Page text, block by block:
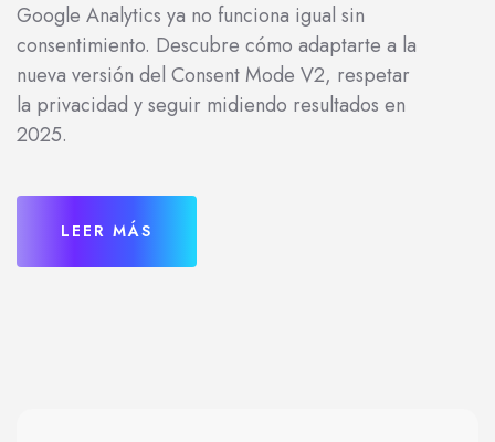
Google Analytics ya no funciona igual sin
consentimiento. Descubre cómo adaptarte a la
nueva versión del Consent Mode V2, respetar
la privacidad y seguir midiendo resultados en
2025.
LEER MÁS